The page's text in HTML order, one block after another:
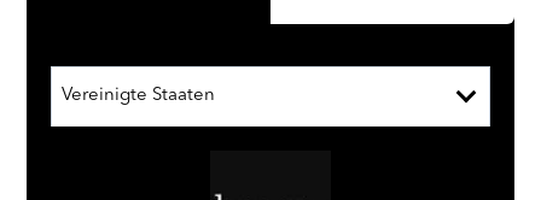
Vereinigte Staaten